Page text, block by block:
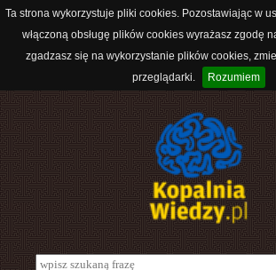
Ta strona wykorzystuje pliki cookies. Pozostawiając w
włączoną obsługę plików cookies wyrażasz zgodę
zgadzasz się na wykorzystanie plików cookies,
przeglądarki.
Rozumiem